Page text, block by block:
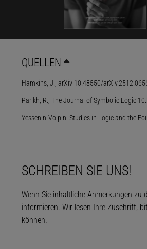
durchzogen von suggestiven
sind solche Gleichungen und
presst er mit rauer, leicht
Feststellung schon oft Kraft
Dieser
»Man braucht die
Mathematiker könnten auch
QUELLEN
Hamkins, J., arXiv 10.48550/
Parikh, R., The Journal of Symbolic Logic
Yessenin-Volpin: Studies in Logic and the
SCHREIBEN SIE UNS!
Wenn Sie inhaltliche Anmerkungen zu
informieren. Wir lesen Ihre Zuschrift,
können.